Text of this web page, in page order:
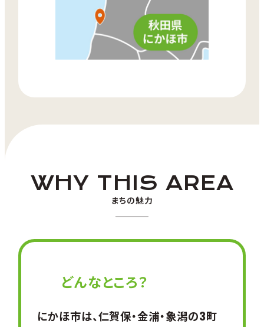
WHY THIS AREA
まちの魅力
どんなところ？
にかほ市は、仁賀保・金浦・象潟の3町